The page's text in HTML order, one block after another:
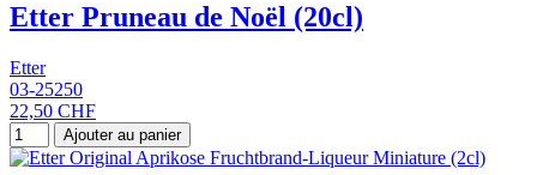
Etter Pruneau de Noël (20cl)
Etter
03-25250
22,50 CHF
Ajouter au panier